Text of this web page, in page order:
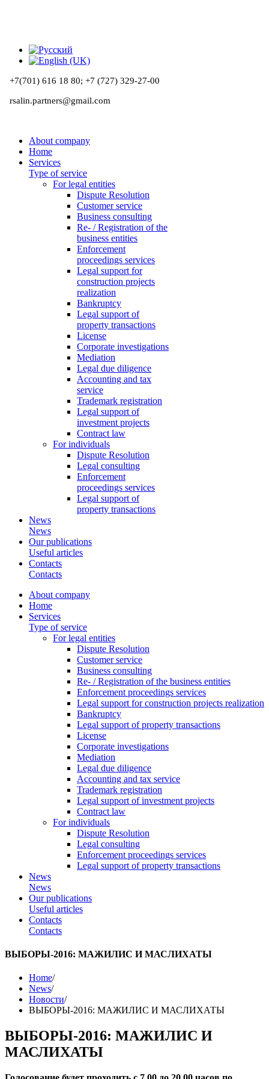
+7(701) 616 18 80; +7 (727) 329-27-00
rsalin.partners@gmail.com
About company
Home
Services
Type of service
For legal entities
Dispute Resolution
Customer service
Business consulting
Re- / Registration of the
business entities
Enforcement
proceedings services
Legal support for
construction projects
realization
Bankruptcy
Legal support of
property transactions
License
Corporate investigations
Mediation
Legal due diligence
Accounting and tax
service
Trademark registration
Legal support of
investment projects
Contract law
For individuals
Dispute Resolution
Legal consulting
Enforcement
proceedings services
Legal support of
property transactions
News
News
Our publications
Useful articles
Contacts
Contacts
About company
Home
Services
Type of service
For legal entities
Dispute Resolution
Customer service
Business consulting
Re- / Registration of the business entities
Enforcement proceedings services
Legal support for construction projects realization
Bankruptcy
Legal support of property transactions
License
Corporate investigations
Mediation
Legal due diligence
Accounting and tax service
Trademark registration
Legal support of investment projects
Contract law
For individuals
Dispute Resolution
Legal consulting
Enforcement proceedings services
Legal support of property transactions
News
News
Our publications
Useful articles
Contacts
Contacts
ВЫБОРЫ-2016: МАЖИЛИС И МАСЛИХАТЫ
Home/
News/
Новости/
ВЫБОРЫ-2016: МАЖИЛИС И МАСЛИХАТЫ
ВЫБОРЫ-2016: МАЖИЛИС И
МАСЛИХАТЫ